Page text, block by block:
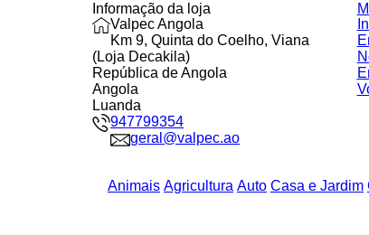
Informação da loja
Valpec Angola
Km 9, Quinta do Coelho, Viana
(Loja Decakila)
República de Angola
Angola
Luanda
947799354
geral@valpec.ao
Animais Agricultura Auto Casa e Jardim